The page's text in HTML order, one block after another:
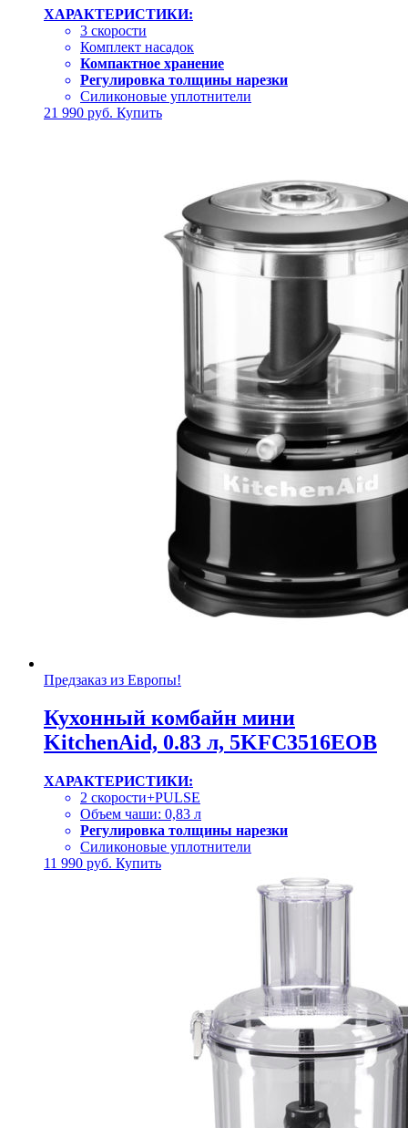
ХАРАКТЕРИСТИКИ:
3 скорости
Комплект насадок
Компактное хранение
Регулировка толщины нарезки
Силиконовые уплотнители
21 990 руб. Купить
Предзаказ из Европы!
Кухонный комбайн мини
KitchenAid, 0.83 л, 5KFC3516EOB
ХАРАКТЕРИСТИКИ:
2 скорости+PULSE
Объем чаши: 0,83 л
Регулировка толщины нарезки
Силиконовые уплотнители
11 990 руб. Купить